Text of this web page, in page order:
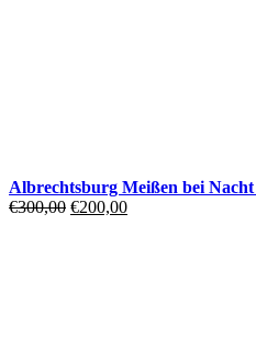
Albrechtsburg Meißen bei
€300,00 Ursprünglicher
€200,00Aktueller